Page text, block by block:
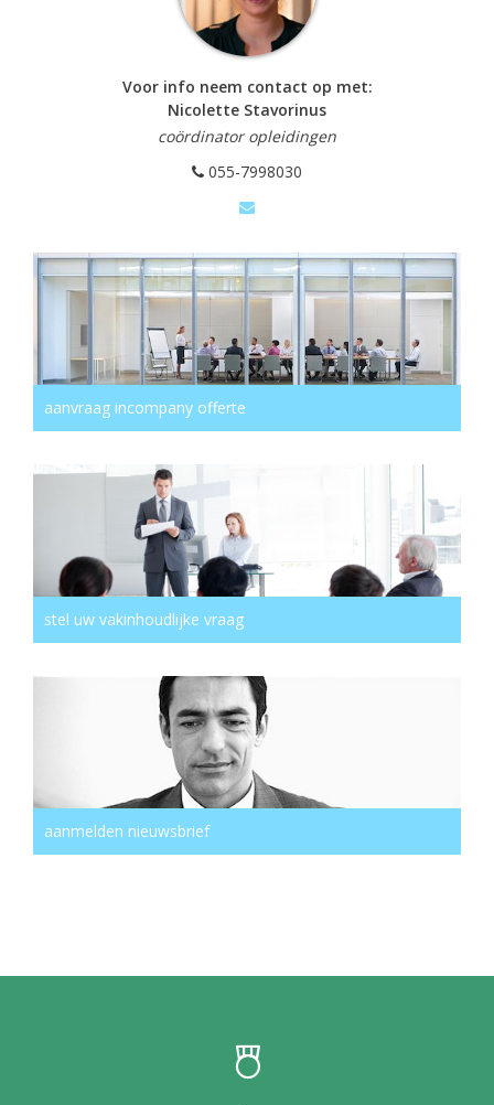
Voor info neem contact op met:
Nicolette Stavorinus
coördinator opleidingen
055-7998030
aanvraag incompany offerte
stel uw vakinhoudlijke vraag
aanmelden nieuwsbrief